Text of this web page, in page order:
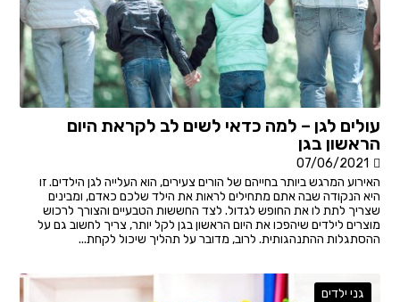
עולים לגן – למה כדאי לשים לב לקראת היום
הראשון בגן
07/06/2021
האירוע המרגש ביותר בחייהם של הורים צעירים, הוא העלייה לגן הילדים. זו
היא הנקודה שבה אתם מתחילים לראות את הילד שלכם כאדם, ומבינים
שצריך לתת לו את החופש לגדול. לצד החששות הטבעיים והצורך לרכוש
מוצרים לילדים שיהפכו את היום הראשון בגן לקל יותר, צריך לחשוב גם על
ההסתגלות ההתנהגותית. לרוב, מדובר על תהליך שיכול לקחת...
גני ילדים